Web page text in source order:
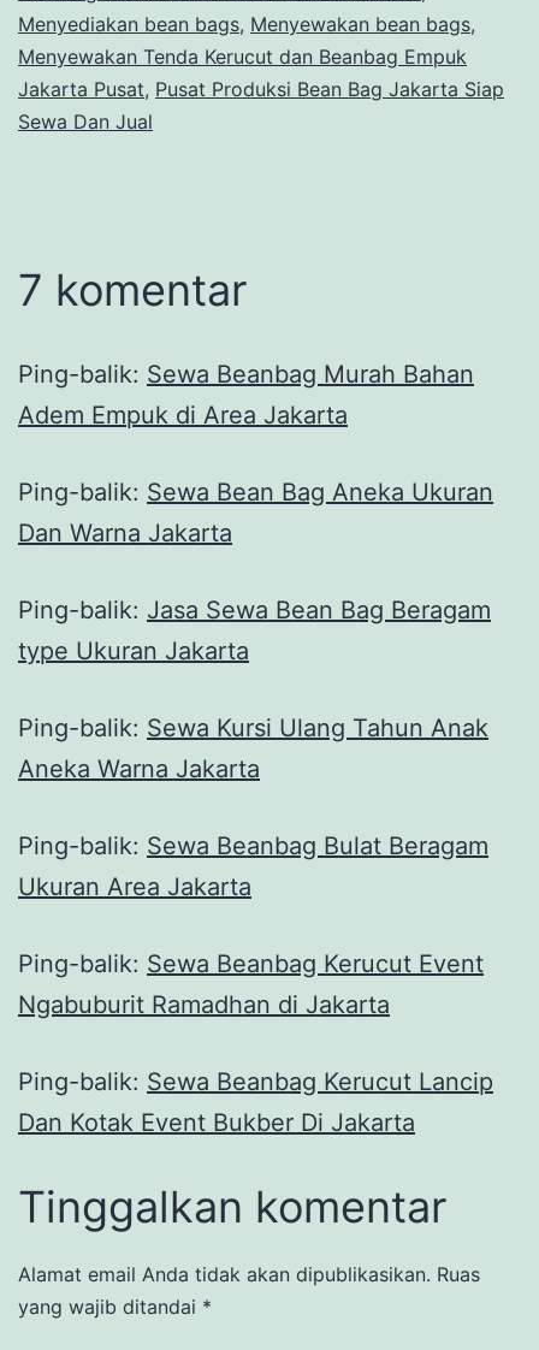
Menyediakan bean bags, Menyewakan bean bags,
Menyewakan Tenda Kerucut dan Beanbag Empuk
Jakarta Pusat, Pusat Produksi Bean Bag Jakarta Siap
Sewa Dan Jual
7 komentar
Ping-balik: Sewa Beanbag Murah Bahan
Adem Empuk di Area Jakarta
Ping-balik: Sewa Bean Bag Aneka Ukuran
Dan Warna Jakarta
Ping-balik: Jasa Sewa Bean Bag Beragam
type Ukuran Jakarta
Ping-balik: Sewa Kursi Ulang Tahun Anak
Aneka Warna Jakarta
Ping-balik: Sewa Beanbag Bulat Beragam
Ukuran Area Jakarta
Ping-balik: Sewa Beanbag Kerucut Event
Ngabuburit Ramadhan di Jakarta
Ping-balik: Sewa Beanbag Kerucut Lancip
Dan Kotak Event Bukber Di Jakarta
Tinggalkan komentar
Alamat email Anda tidak akan dipublikasikan. Ruas
yang wajib ditandai *